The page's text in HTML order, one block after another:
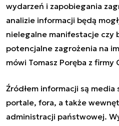
wydarzeń i zapobiegania
analizie informacji będą
nielegalne manifestacje czy
potencjalne zagrożenia na
mówi Tomasz Poręba z firmy
Źródłem informacji są media
portale, fora, a także
administracji państwowej.